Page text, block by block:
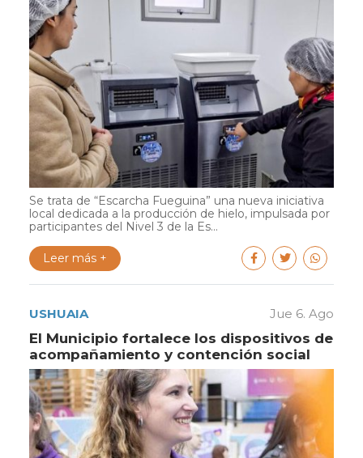
Se trata de “Escarcha Fueguina” una nueva iniciativa
local dedicada a la producción de hielo, impulsada por
participantes del Nivel 3 de la Es...
Leer más +
USHUAIA Jue 6. Ago
El Municipio fortalece los dispositivos de
acompañamiento y contención social